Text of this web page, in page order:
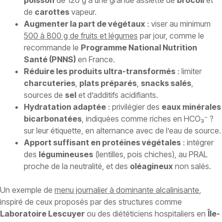
de carottes vapeur.
Augmenter la part de végétaux : viser au minimum
500 à 800 g de fruits et légumes par jour, comme le
recommande le Programme National Nutrition
Santé (PNNS) en France.
Réduire les produits ultra-transformés : limiter
charcuteries plats préparés snacks salés
sources de sel et d’additifs acidifiants.
Hydratation adaptée : privilégier des eaux minérales
bicarbonatées , indiquées comme riches en HCO₃⁻ ?
sur leur étiquette, en alternance avec de l’eau de source.
Apport suffisant en protéines végétales : intégrer
des légumineuses (lentilles, pois chiches), au PRAL
proche de la neutralité, et des oléagineux non salés.
Un exemple de menu journalier à dominante alcalinisante
inspiré de ceux proposés par des structures comme
Laboratoire Lescuyer ou des diététiciens hospitaliers enÎle-